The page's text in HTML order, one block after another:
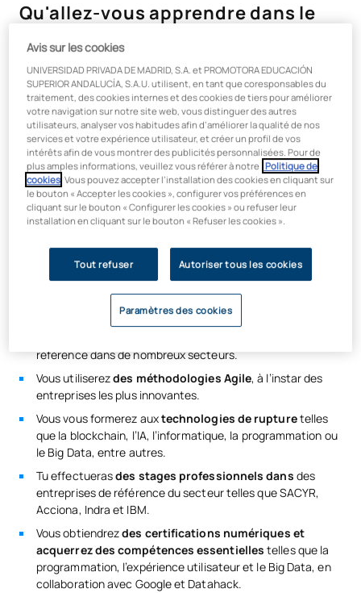
Qu'allez-vous apprendre dans le
cadre de la formation d'ingénieur
en systèmes industriels ?
En raison de la mondialisation et du traitement massif de
l'information, on a de plus en plus besoin de professionnels
capables d'apporter une vision globale dans l'analyse des
processus d'ingénierie, ce qui entraîne la nécessité de
promouvoir des formations telles que lalicence en ingénierie
des systèmes industriels.
Que vas-tu apprendre dans cette formation d'ingénierie
Vous apprendrez à gérer
la technologie, les talents, les
équipes et les matières premières afin de concevoir des
produits qui seront ensuite commercialisés.
référence dans de nombreux secteurs.
Vous utiliserezdes méthodologies Agile, à l’instar des
entreprises les plus innovantes.
Vous vous formerez auxtechnologies de rupturetelles
que la blockchain, l’IA, l’informatique, la programmation ou
le Big Data, entre autres.
Tu effectuerasdes stages professionnels dans des
entreprises de référence du secteur telles que SACYR,
Acciona, Indra et IBM.
Vous obtiendrezdes certifications numériques et
acquerrez des compétences essentiellestelles que la
programmation, l’expérience utilisateur et le Big Data, en
collaboration avec Google et Datahack.
Avis sur les cookies
UNIVERSIDAD PRIVADA DE MADRID, S.A. et PROMOTORA EDUCACIÓN
SUPERIOR ANDALUCÍA, S.A.U. utilisent, en tant que coresponsables du
traitement, des cookies internes et des cookies de tiers pour améliorer
votre navigation sur notre site web, vous distinguer des autres
utilisateurs, analyser vos habitudes afin d’améliorer la qualité de nos
services et votre expérience utilisateur, et créer un profil de vos
intérêts afin de vous montrer des publicités personnalisées. Pour de
plus amples informations, veuillez vous référer à notre Politique de
cookies . Vous pouvez accepter l’installation des cookies en cliquant sur
le bouton « Accepter les cookies », configurer vos préférences en
cliquant sur le bouton « Configurer les cookies » ou refuser leur
installation en cliquant sur le bouton « Refuser les cookies ».
Tout refuser Autoriser tous les cookies
Paramètres des cookies